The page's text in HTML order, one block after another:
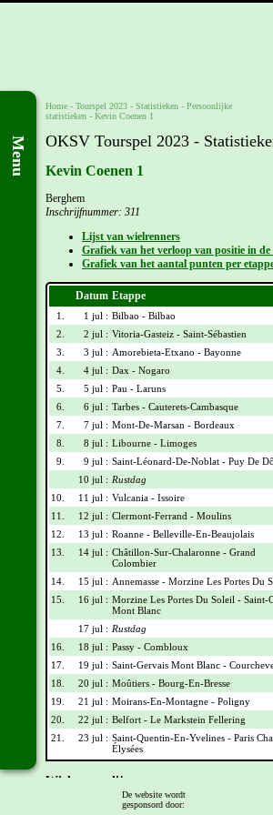
Menu
Home - Tourspel 2023 - Statistieken - Persoonlijke
statistieken - Kevin Coenen 1
OKSV Tourspel 2023 -
Kevin Coenen 1
Berghem
Inschrijfnummer: 311
Lijst van wielrenners
Grafiek van het verloop van positie in
Grafiek van het aantal punten per
Datum Etappe
1. 1 jul : Bilbao - Bilbao
2.
2 jul : Vitoria-Gasteiz - Saint-Sébastien
3.
3 jul : Amorebieta-Etxano - Bayonne
4.
4 jul : Dax - Nogaro
5.
5 jul : Pau - Laruns
6.
6 jul : Tarbes - Cauterets-Cambasque
7.
7 jul : Mont-De-Marsan - Bordeaux
8.
8 jul : Libourne - Limoges
9.
9 jul : Saint-Léonard-De-Noblat - Puy De
10 jul : Rustdag
10.
11 jul : Vulcania - Issoire
11.
12 jul : Clermont-Ferrand - Moulins
12.
13 jul : Roanne - Belleville-En-Beaujolais
13.
14 jul : Châtillon-Sur-Chalaronne - Grand
Colombier
14. 15 jul : Annemasse - Morzine Les Portes Du
15.
16 jul : Morzine Les Portes Du Soleil - Saint-
Mont Blanc
17 jul : Rustdag
16.
18 jul : Passy - Combloux
17.
19 jul : Saint-Gervais Mont Blanc -
18.
20 jul : Moûtiers - Bourg-En-Bresse
19.
21 jul : Moirans-En-Montagne - Poligny
20.
22 jul : Belfort - Le Markstein Fellering
21.
23 jul : Saint-Quentin-En-Yvelines - Paris
Élysées
Wielrennerslijst
De website wordt
gesponsord door: